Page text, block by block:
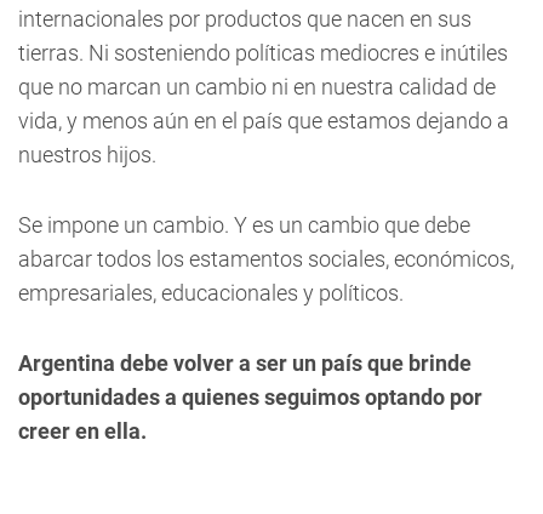
internacionales por productos que nacen en sus
tierras. Ni sosteniendo políticas mediocres e inútiles
que no marcan un cambio ni en nuestra calidad de
vida, y menos aún en el país que estamos dejando a
nuestros hijos.
Se impone un cambio. Y es un cambio que debe
abarcar todos los estamentos sociales, económicos,
empresariales, educacionales y políticos.
Argentina debe volver a ser un país que brinde
oportunidades a quienes seguimos optando por
creer en ella.